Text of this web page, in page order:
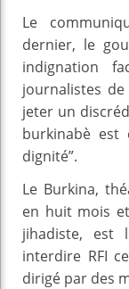
Le
dernier, le
indignation
journalistes
jeter un
burkinabè
dignité”.
Le Burkina,
en huit mois
jihadiste, est
interdire RFI
dirigé par des